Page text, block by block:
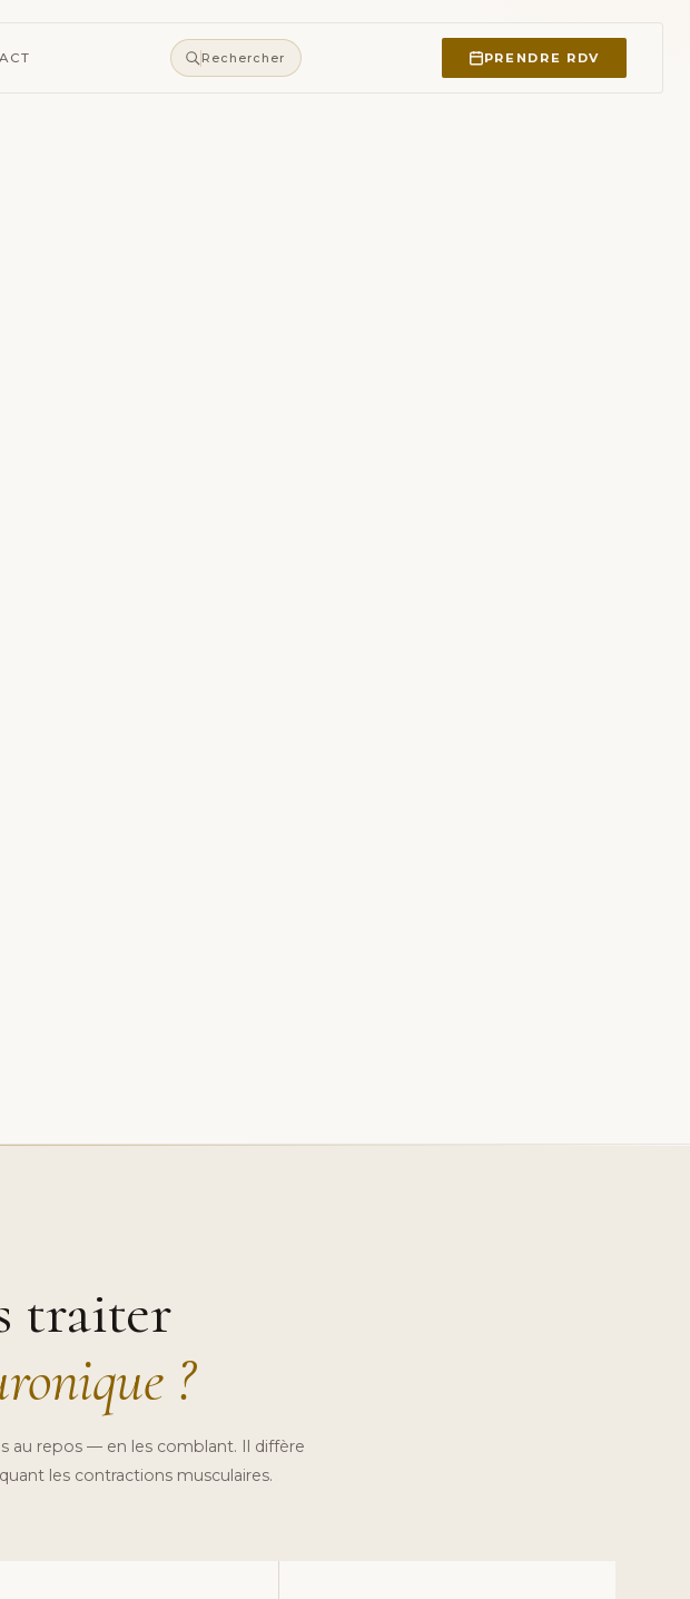
Rechercher PRENDRE RDV
traiter
?
au repos — en les comblant. Il diffère
les contractions musculaires.